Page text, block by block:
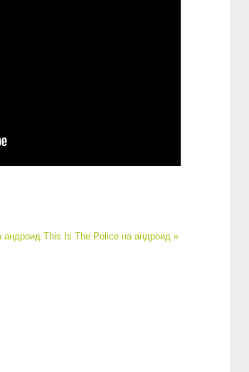
андроид This Is The Police на андроид »